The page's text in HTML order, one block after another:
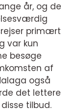
år, og de
primært
var kun
besøge
af
også
det lettere
tilbud.